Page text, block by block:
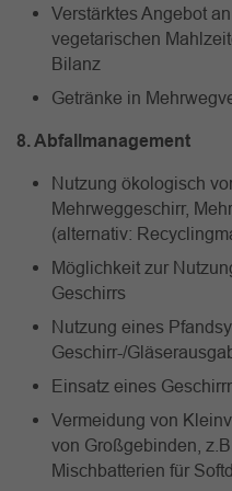
Verstärktes Angebot
vegetarischen
Bilanz
Getränke in
8. Abfallmanagement
Nutzung ökologisch
Mehrweggeschirr,
(alternativ:
Möglichkeit zur
Geschirrs
Nutzung eines
Geschirr-/
Einsatz eines
Vermeidung von
von Großgebinden,
Mischbatterien für